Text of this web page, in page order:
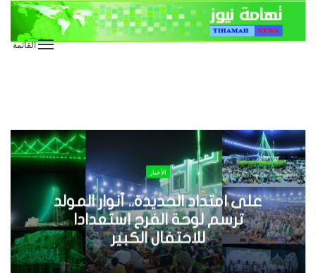
القائمة
الأخبار
على امتداد الحديدة.. أنوار المولد
ترسم لوحة الفرح استعدادا
للاحتفال الكبير